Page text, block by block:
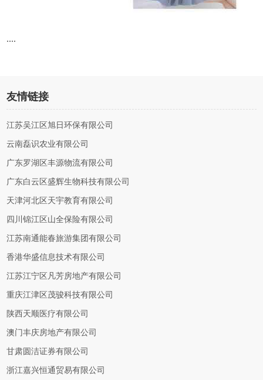
....
友情链接
江苏吴江区旭日环保有限公司
云南磊识农业有限公司
广东罗湖区丰源物流有限公司
广东白云区盛辉生物科技有限公司
天津河北区天宇教育有限公司
四川锦江区山全保险有限公司
江苏南通能春旅游集团有限公司
香港华盛信息技术有限公司
江苏江宁区凡芳房地产有限公司
重庆江津区茂骏科技有限公司
陕西天顺医疗有限公司
澳门丰庆房地产有限公司
甘肃圆洁证券有限公司
浙江嘉兴恒通贸易有限公司